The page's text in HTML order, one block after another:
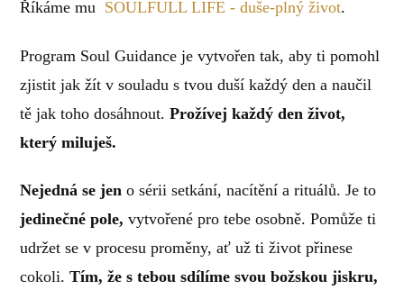
Říkáme mu SOULFULL LIFE - duše-plný život.
Program Soul Guidance je vytvořen tak, aby ti pomohl
zjistit jak žít v souladu s tvou duší každý den a naučil
tě jak toho dosáhnout.Prožívej každý den život,
který miluješ.
Nejedná se jeno sérii setkání, nacítění a rituálů. Je to
jedinečné pole, vytvořené pro tebe osobně. Pomůže ti
udržet se v procesu proměny, ať už ti život přinese
cokoli.Tím, že s tebou sdílíme svou božskou jiskru,